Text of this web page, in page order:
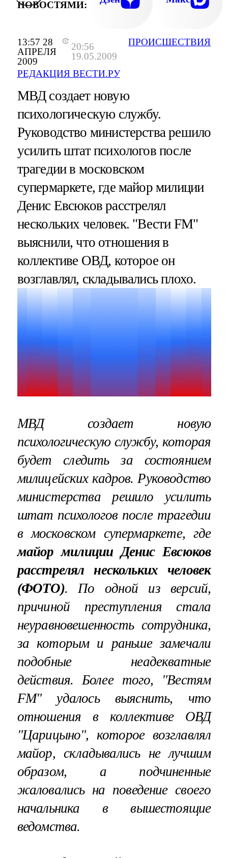
13:57 28
АПРЕЛЯ
2009
20:56
19.05.2009
РЕДАКЦИЯ ВЕСТИ.РУ
ПРОИСШЕСТВИЯ
НОВОСТЯМИ:
МВД создает новую
психологическую службу.
Руководство министерства решило
усилить штат психологов после
трагедии в московском
супермаркете, где майор милиции
Денис Евсюков расстрелял
нескольких человек. "Вести FM"
выяснили, что отношения в
коллективе ОВД, которое он
возглавлял, складывались плохо.
МВД создает новую
психологическую службу, которая
будет следить за состоянием
милицейских кадров. Руководство
министерства решило усилить
штат психологов после трагедии
в московском супермаркете, где
майор милиции Денис Евсюков
расстрелял нескольких человек
(ФОТО). По одной из версий,
причиной преступления стала
неуравновешенность сотрудника,
за которым и раньше замечали
подобные неадекватные
действия. Более того, "Вестям
FM" удалось выяснить, что
отношения в коллективе ОВД
"Царицыно", которое возглавлял
майор, складывались не лучшим
образом, а подчиненные
жаловались на поведение своего
начальника в вышестоящие
ведомства.